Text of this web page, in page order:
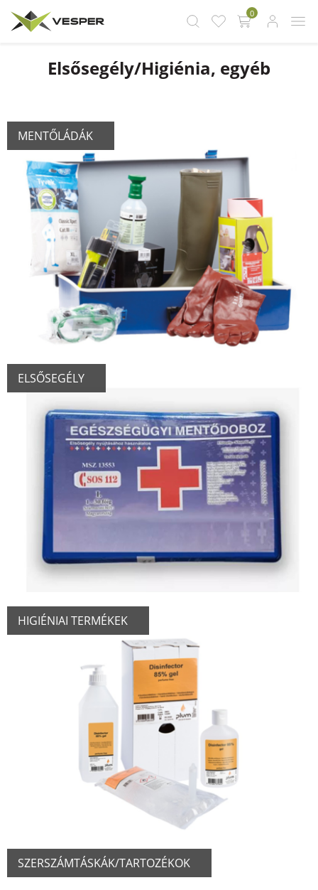
0
Elsősegély/Higiénia, egyéb
MENTŐLÁDÁK
ELSŐSEGÉLY
HIGIÉNIAI TERMÉKEK
SZERSZÁMTÁSKÁK/TARTOZÉKOK